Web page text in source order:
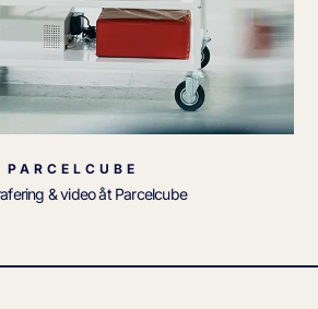
PARCELCUBE
& video åt Parcelcube